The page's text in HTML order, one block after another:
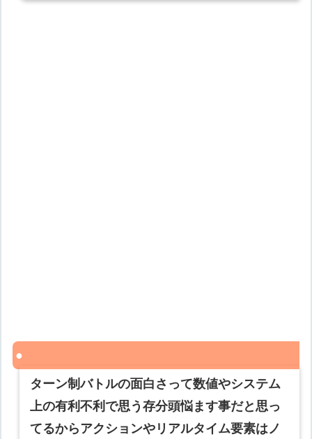
ターン制バトルの面白さって数値やシステム
上の有利不利で思う存分頭悩ます事だと思っ
てるからアクションやリアルタイム要素はノ